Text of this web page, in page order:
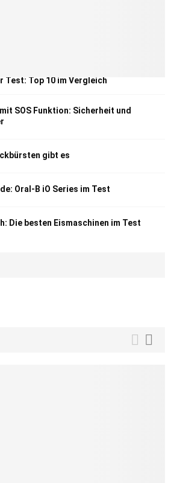
Test: Top 10 im Vergleich
SOS Funktion: Sicherheit und
gibt es
Oral-B iO Series im Test
Die besten Eismaschinen im Test